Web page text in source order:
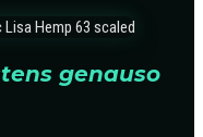
genauso